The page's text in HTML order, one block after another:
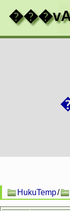
HukuTemp/